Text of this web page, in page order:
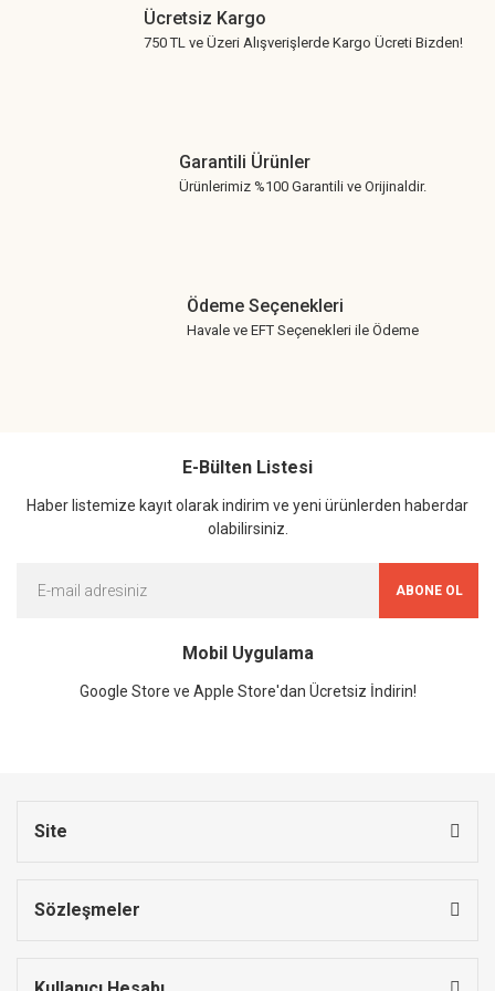
Ücretsiz Kargo
750 TL ve Üzeri Alışverişlerde Kargo Ücreti Bizden!
Garantili Ürünler
Ürünlerimiz %100 Garantili ve Orijinaldir.
Ödeme Seçenekleri
Havale ve EFT Seçenekleri ile Ödeme
E-Bülten Listesi
Haber listemize kayıt olarak indirim ve yeni ürünlerden haberdar
olabilirsiniz.
ABONE OL
Mobil Uygulama
Google Store ve Apple Store'dan Ücretsiz İndirin!
Site
Sözleşmeler